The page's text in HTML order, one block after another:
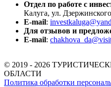
Отдел по работе с
Калуга, ул.
E-mail:
Для отзывов и
E-mail:
© 2019 - 2026
ОБЛАСТИ
Политика обработки